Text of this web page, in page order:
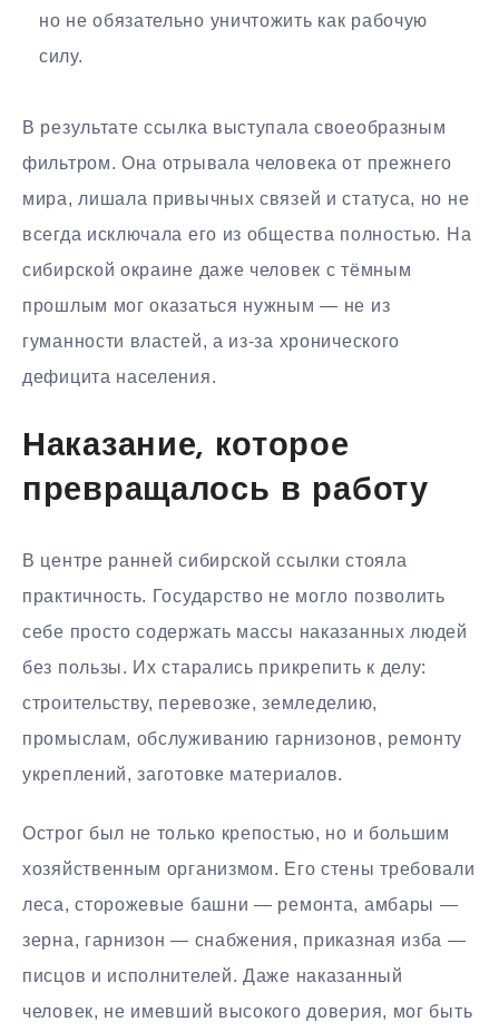
но не обязательно уничтожить как рабочую
силу.
В результате ссылка выступала своеобразным
фильтром. Она отрывала человека от прежнего
мира, лишала привычных связей и статуса, но не
всегда исключала его из общества полностью. На
сибирской окраине даже человек с тёмным
прошлым мог оказаться нужным — не из
гуманности властей, а из-за хронического
дефицита населения.
Наказание, которое
превращалось в работу
В центре ранней сибирской ссылки стояла
практичность. Государство не могло позволить
себе просто содержать массы наказанных людей
без пользы. Их старались прикрепить к делу:
строительству, перевозке, земледелию,
промыслам, обслуживанию гарнизонов, ремонту
укреплений, заготовке материалов.
Острог был не только крепостью, но и большим
хозяйственным организмом. Его стены требовали
леса, сторожевые башни — ремонта, амбары —
зерна, гарнизон — снабжения, приказная изба —
писцов и исполнителей. Даже наказанный
человек, не имевший высокого доверия, мог быть